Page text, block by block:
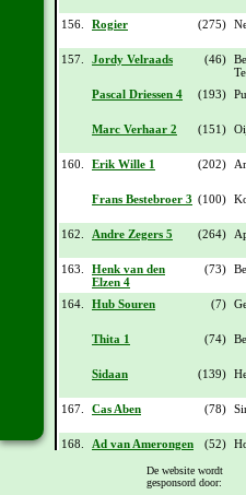
156. Rogier (275)
157. Jordy Velraads (46)
Pascal Driessen 4 (193)
Marc Verhaar 2 (151)
160. Erik Wille 1 (202)
Frans Bestebroer 3 (100)
162. Andre Zegers 5 (264)
163.
Henk van den
Elzen 4
(73)
164. Hub Souren (7)
Thita 1 (74)
Sidaan (139)
167. Cas Aben (78)
168.
Ad van Amerongen
(52)
Marc Verhaar 3 (156)
De website wordt
gesponsord door: